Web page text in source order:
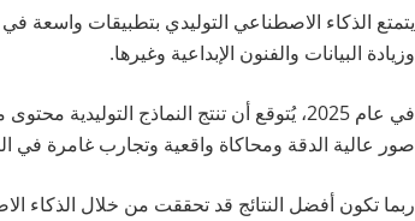
يتمتع الذكاء الاصطناعي التوليدي بتطبيقات واسعة
وزيادة البيانات والفنون الإبداعية وغيرها.
في عام 2025، يُتوقع أن تنتج النماذج
صور عالية الدقة ومحاكاة واقعية وتجارب غامرة في
ربما تكون أفضل النتائج قد تحققت من خلال الذكاء